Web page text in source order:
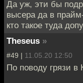
Да уж, эти бы
высера да в
кто такое туда
Theseus »
#49 | 11.05.20 12:50
По поводу грязи в